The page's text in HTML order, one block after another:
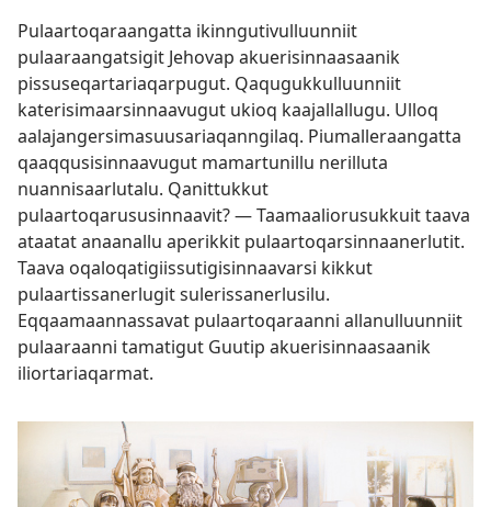
Pulaartoqaraangatta ikinngutivulluunniit
pulaaraangatsigit Jehovap akuerisinnaasaanik
pissuseqartariaqarpugut. Qaqugukkulluunniit
katerisimaarsinnaavugut ukioq kaajallallugu. Ulloq
aalajangersimasuusariaqanngilaq. Piumalleraangatta
qaaqqusisinnaavugut mamartunillu nerilluta
nuannisaarlutalu. Qanittukkut
pulaartoqarususinnaavit? — Taamaaliorusukkuit taava
ataatat anaanallu aperikkit pulaartoqarsinnaanerlutit.
Taava oqaloqatigiissutigisinnaavarsi kikkut
pulaartissanerlugit sulerissanerlusilu.
Eqqaamaannassavat pulaartoqaraanni allanulluunniit
pulaaraanni tamatigut Guutip akuerisinnaasaanik
iliortariaqarmat.